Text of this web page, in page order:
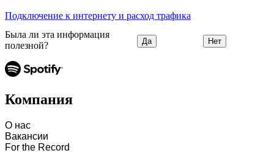
Подключение к интернету и расход трафика
Была ли эта информация
полезной?
Да Нет
Компания
О нас
Вакансии
For the Record